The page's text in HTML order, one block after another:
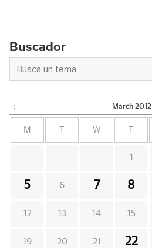
Buscador
March 2012
M W
1
5 6 7 8
12 13 14 15
19 20 21 22